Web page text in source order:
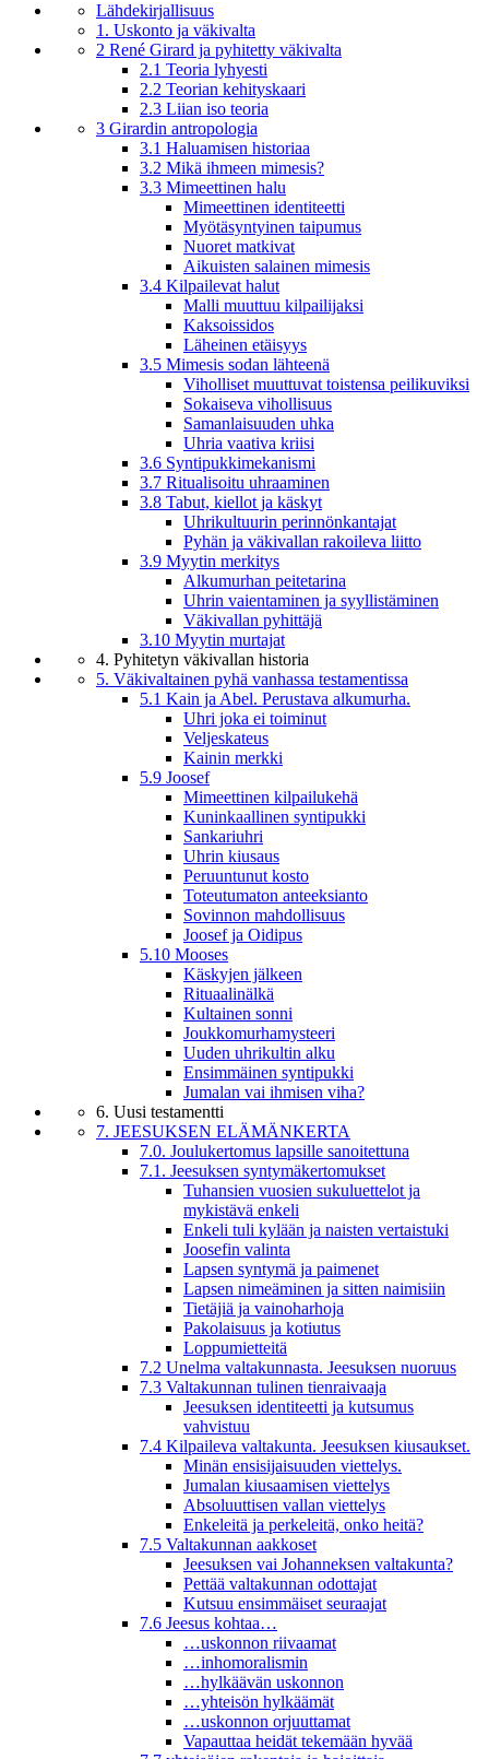
Lähdekirjallisuus
1. Uskonto ja väkivalta
2 René Girard ja pyhitetty väkivalta
2.1 Teoria lyhyesti
2.2 Teorian kehityskaari
2.3 Liian iso teoria
3 Girardin antropologia
3.1 Haluamisen historiaa
3.2 Mikä ihmeen mimesis?
3.3 Mimeettinen halu
Mimeettinen identiteetti
Myötäsyntyinen taipumus
Nuoret matkivat
Aikuisten salainen mimesis
3.4 Kilpailevat halut
Malli muuttuu kilpailijaksi
Kaksoissidos
Läheinen etäisyys
3.5 Mimesis sodan lähteenä
Viholliset muuttuvat toistensa peilikuviksi
Sokaiseva vihollisuus
Samanlaisuuden uhka
Uhria vaativa kriisi
3.6 Syntipukkimekanismi
3.7 Ritualisoitu uhraaminen
3.8 Tabut, kiellot ja käskyt
Uhrikultuurin perinnönkantajat
Pyhän ja väkivallan rakoileva liitto
3.9 Myytin merkitys
Alkumurhan peitetarina
Uhrin vaientaminen ja syyllistäminen
Väkivallan pyhittäjä
3.10 Myytin murtajat
4. Pyhitetyn väkivallan historia
5. Väkivaltainen pyhä vanhassa testamentissa
5.1 Kain ja Abel. Perustava alkumurha.
Uhri joka ei toiminut
Veljeskateus
Kainin merkki
5.9 Joosef
Mimeettinen kilpailukehä
Kuninkaallinen syntipukki
Sankariuhri
Uhrin kiusaus
Peruuntunut kosto
Toteutumaton anteeksianto
Sovinnon mahdollisuus
Joosef ja Oidipus
5.10 Mooses
Käskyjen jälkeen
Rituaalinälkä
Kultainen sonni
Joukkomurhamysteeri
Uuden uhrikultin alku
Ensimmäinen syntipukki
Jumalan vai ihmisen viha?
6. Uusi testamentti
7. JEESUKSEN ELÄMÄNKERTA
7.0. Joulukertomus lapsille sanoitettuna
7.1. Jeesuksen syntymäkertomukset
Tuhansien vuosien sukuluettelot ja
mykistävä enkeli
Enkeli tuli kylään ja naisten vertaistuki
Joosefin valinta
Lapsen syntymä ja paimenet
Lapsen nimeäminen ja sitten naimisiin
Tietäjiä ja vainoharhoja
Pakolaisuus ja kotiutus
Loppumietteitä
7.2 Unelma valtakunnasta. Jeesuksen nuoruus
7.3 Valtakunnan tulinen tienraivaaja
Jeesuksen identiteetti ja kutsumus
vahvistuu
7.4 Kilpaileva valtakunta. Jeesuksen kiusaukset.
Minän ensisijaisuuden viettelys.
Jumalan kiusaamisen viettelys
Absoluuttisen vallan viettelys
Enkeleitä ja perkeleitä, onko heitä?
7.5 Valtakunnan aakkoset
Jeesuksen vai Johanneksen valtakunta?
Pettää valtakunnan odottajat
Kutsuu ensimmäiset seuraajat
7.6 Jeesus kohtaa…
…uskonnon riivaamat
…inhomoralismin
…hylkäävän uskonnon
…yhteisön hylkäämät
…uskonnon orjuuttamat
Vapauttaa heidät tekemään hyvää